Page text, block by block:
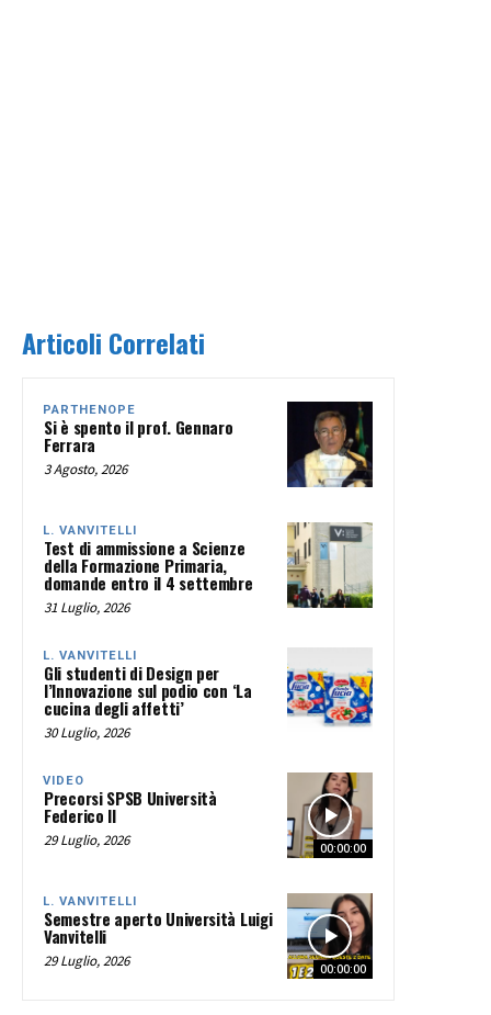
Articoli Correlati
PARTHENOPE
Si è spento il prof. Gennaro
Ferrara
3 Agosto, 2026
L. VANVITELLI
Test di ammissione a Scienze
della Formazione Primaria,
domande entro il 4 settembre
31 Luglio, 2026
L. VANVITELLI
Gli studenti di Design per
l’Innovazione sul podio con ‘La
cucina degli affetti’
30 Luglio, 2026
00:00:00
VIDEO
Precorsi SPSB Università
Federico II
29 Luglio, 2026
00:00:00
L. VANVITELLI
Semestre aperto Università Luigi
Vanvitelli
29 Luglio, 2026